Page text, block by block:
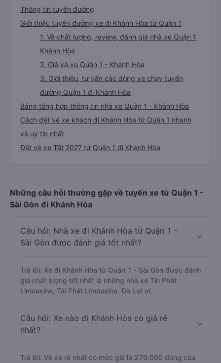
Thông tin tuyến đường
Giới thiệu tuyến đường xe đi Khánh Hòa từ Quận 1
1. Về chất lượng, review, đánh giá nhà xe Quận 1
Khánh Hòa
2. Giá vé xe Quận 1 - Khánh Hòa
3. Giới thiệu, tư vấn các dòng xe chạy tuyến
đường Quận 1 đi Khánh Hòa
Bảng tổng hợp thông tin nhà xe Quận 1 - Khánh Hòa
Cách đặt vé xe khách đi Khánh Hòa từ Quận 1 nhanh
và uy tín nhất
Đặt vé xe Tết 2027 từ Quận 1 đi Khánh Hòa
Những câu hỏi thường gặp về tuyến xe từ Quận 1 -
Sài Gòn đi Khánh Hòa
Câu hỏi: Nhà xe đi Khánh Hòa từ Quận 1 -
Sài Gòn được đánh giá tốt nhất?
Trả lời: Xe đi Khánh Hòa từ Quận 1 - Sài Gòn được đánh
giá chất lượng tốt nhất là những nhà xe Tín Phát
Limousine, Tài Phát Limousine, Đà Lạt ơi.
Câu hỏi: Xe nào đi Khánh Hòa có giá rẻ
nhất?
Trả lời: Vé xe rẻ nhất có mức giá là 270.000 đồng của